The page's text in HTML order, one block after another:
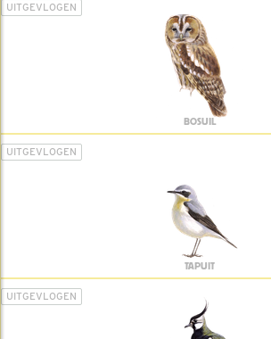
UITGEVLOGEN
BOSUIL
UITGEVLOGEN
TAPUIT
UITGEVLOGEN